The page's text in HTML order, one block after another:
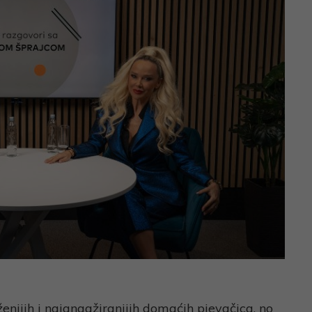
i najangažiranijih domaćih pjevačica, no